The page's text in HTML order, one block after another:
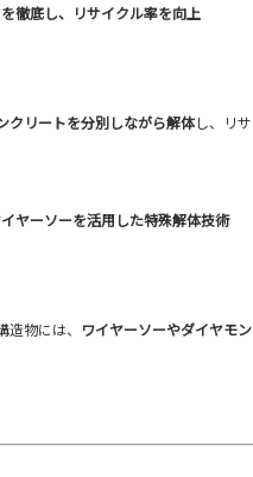
を徹底し、リサイクル率を向上
クリートを分別しながら解体し、リ
ヤーソーを活用した特殊解体技術
物には、
ワイヤーソーやダイヤモ